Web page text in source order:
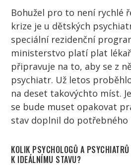
Bohužel pro to není rychlé
krize je u dětských
speciální rezidenční
ministerstvo platí plat
připravuje na to, aby se z
psychiatr. Už letos
na deset takovýchto míst.
se bude muset opakovat
stav doplnil do potřebného
KOLIK PSYCHOLOGŮ A PSYCHIATRŮ
K IDEÁLNÍMU STAVU?